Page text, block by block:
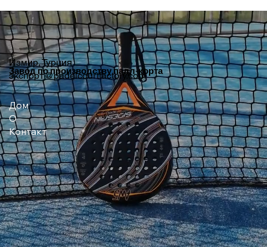
следующим престижным местом для
игры в падел в Центральной Европе
Измир, Турция
экспорт@padelcourtfactory.com
Завод по производству падл-корта
Дом
О
Контакт